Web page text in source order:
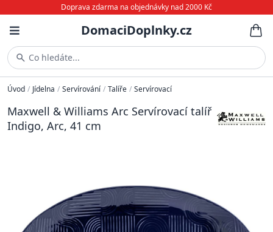
Doprava zdarma na objednávky nad 2000 Kč
DomaciDoplnky.cz
Co hledáte...
Úvod / Jídelna / Servírování / Talíře / Servírovací
Maxwell & Williams Arc Servírovací talíř
Indigo, Arc, 41 cm